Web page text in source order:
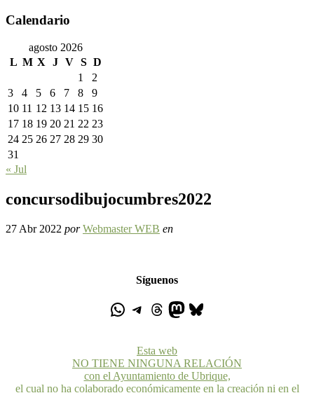
Calendario
agosto 2026
L M X J V S D
1
2
3
4 5 6 7 8
9
10 11 12 13 14 15 16
17 18 19 20 21 22 23
24 25 26 27 28 29 30
31
« Jul
concursodibujocumbres2022
27 Abr 2022 por Webmaster WEB en
Síguenos
Esta web
NO TIENE NINGUNA RELACIÓN
con el Ayuntamiento de Ubrique,
el cual no ha colaborado económicamente en la creación ni en el